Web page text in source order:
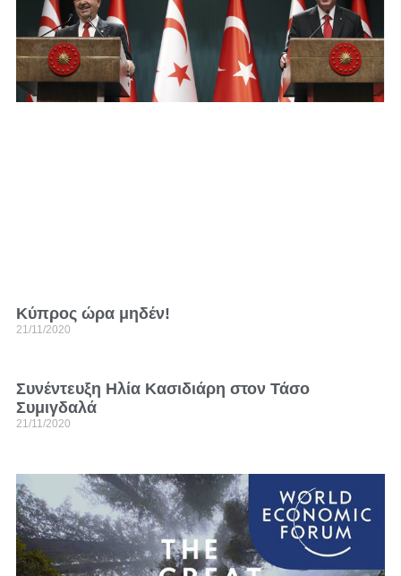
Κύπρος ώρα μηδέν!
21/11/2020
Συνέντευξη Ηλία Κασιδιάρη στον Τάσο
Συμιγδαλά
21/11/2020